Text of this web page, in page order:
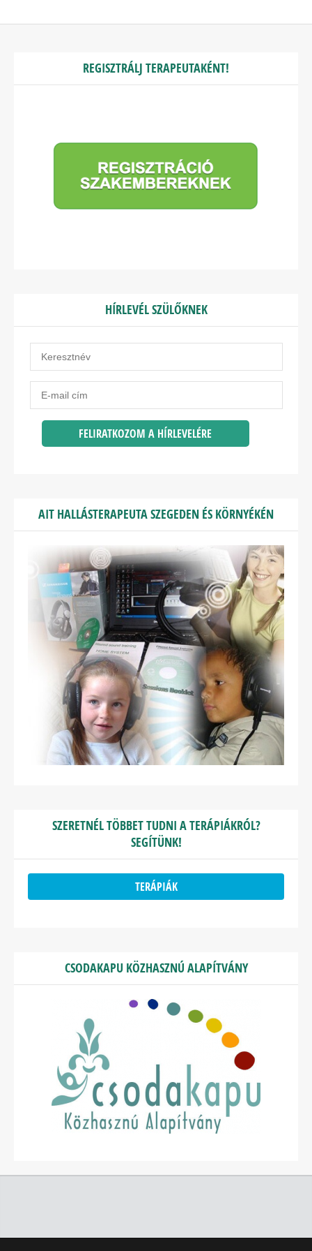
REGISZTRÁLJ TERAPEUTAKÉNT!
HÍRLEVÉL SZÜLŐKNEK
AIT HALLÁSTERAPEUTA SZEGEDEN ÉS KÖRNYÉKÉN
SZERETNÉL TÖBBET TUDNI A TERÁPIÁKRÓL?
SEGÍTÜNK!
TERÁPIÁK
CSODAKAPU KÖZHASZNÚ ALAPÍTVÁNY